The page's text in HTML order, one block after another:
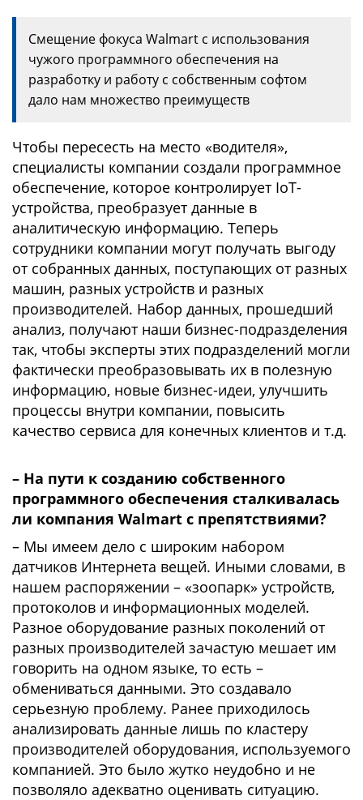
Смещение фокуса Walmart с использования
чужого программного обеспечения на
разработку и работу с собственным софтом
дало нам множество преимуществ
Чтобы пересесть на место «водителя»,
специалисты компании создали программное
обеспечение, которое контролирует IoT-
устройства, преобразует данные в
аналитическую информацию. Теперь
сотрудники компании могут получать выгоду
от собранных данных, поступающих от разных
машин, разных устройств и разных
производителей. Набор данных, прошедший
анализ, получают наши бизнес-подразделения
так, чтобы эксперты этих подразделений могли
фактически преобразовывать их в полезную
информацию, новые бизнес-идеи, улучшить
процессы внутри компании, повысить
качество сервиса для конечных клиентов и т.д.
– На пути к созданию собственного
программного обеспечения сталкивалась
ли компания Walmart с препятствиями?
– Мы имеем дело с широким набором
датчиков Интернета вещей. Иными словами, в
нашем распоряжении – «зоопарк» устройств,
протоколов и информационных моделей.
Разное оборудование разных поколений от
разных производителей зачастую мешает им
говорить на одном языке, то есть –
обмениваться данными. Это создавало
серьезную проблему. Ранее приходилось
анализировать данные лишь по кластеру
производителей оборудования, используемого
компанией. Это было жутко неудобно и не
позволяло адекватно оценивать ситуацию.